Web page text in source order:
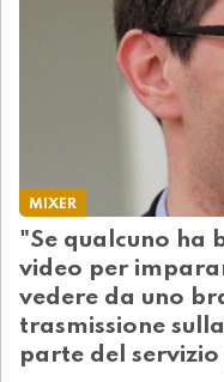
MIXER
"Se qualcuno ha
video per
vedere da uno
trasmissione
parte del